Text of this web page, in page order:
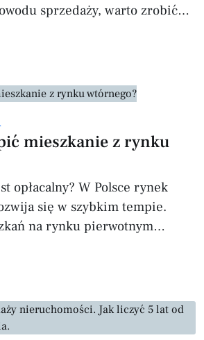
sprzedaży, warto zrobić
nabywców i sprzedać
mieszkania. 1. Znajdź
Dobry agent
na temat
będzie w stanie oszacować
mieszkania i pomó
mieszkanie z rynku
opłacalny? W Polsce rynek
się w szybkim tempie.
na rynku pierwotnym
wtórnym. Czy warto kupić
to rynek, na którym
które już były wcześniej